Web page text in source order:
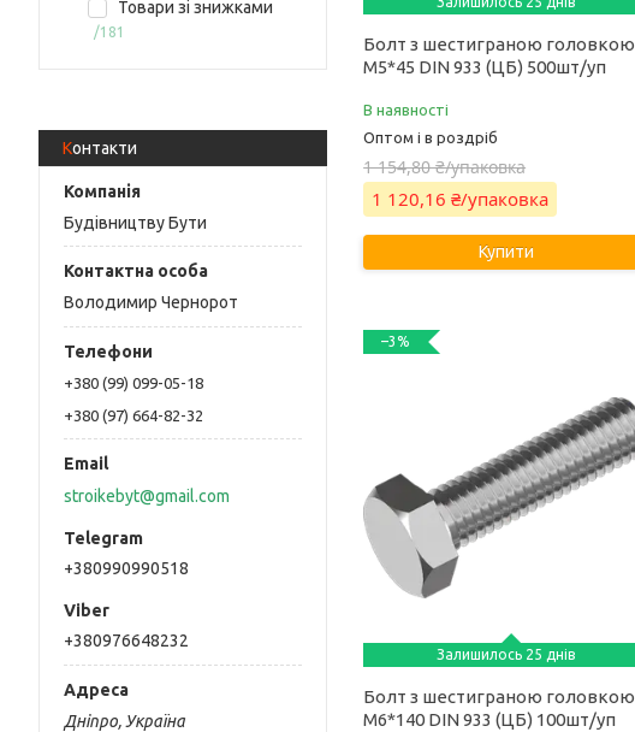
Товари зі знижками
181
Контакти
Будівництву Бути
Володимир Чернорот
+380 (99) 099-05-18
+380 (97) 664-82-32
stroikebyt@gmail.com
+380990990518
+380976648232
Дніпро, Україна
Болт з шестиграною головкою
М5*45 DIN 933 (ЦБ) 500шт/уп
В наявності
Оптом і в роздріб
1 154,80 ₴/упаковка
1 120,16 ₴/упаковка
Купити
–3%
Залишилось 25 днів
Болт з шестиграною головкою
М6*140 DIN 933 (ЦБ) 100шт/уп